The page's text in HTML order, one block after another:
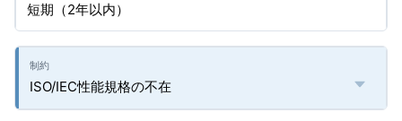
短期（2年以内）
ISO/IEC性能規格の不在